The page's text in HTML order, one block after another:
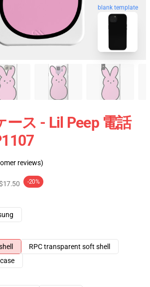
blank template
ース - Lil Peep 電話
reviews)
-20%
RPC transparent soft shell